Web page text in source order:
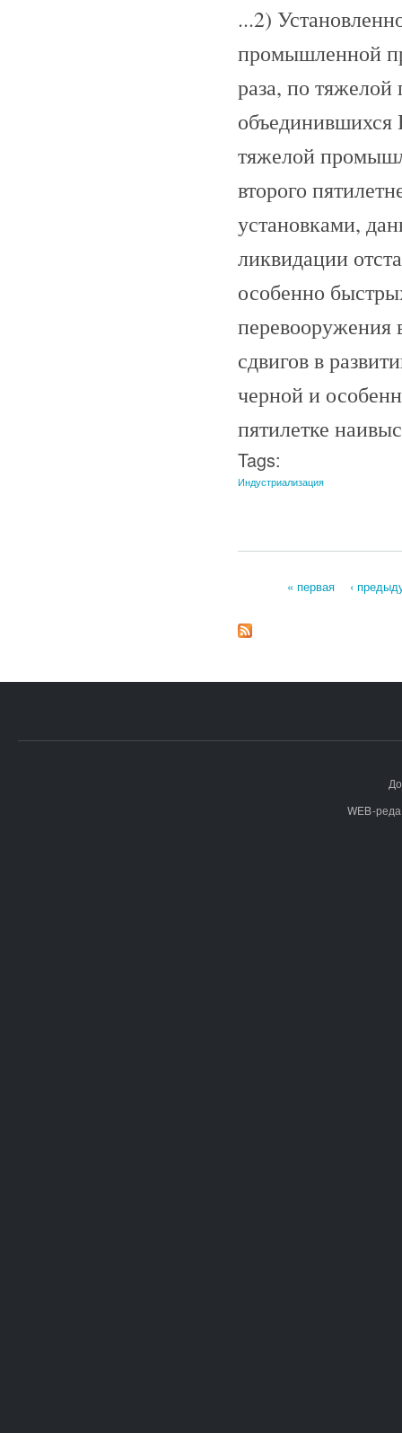
...2)
промышленной
раза, по
тяжелой
второго
установками,
ликвидации
особенно
сдвигов в
черной и
пятилетке
Tags:
Индустриализация
« первая ‹
WEB-